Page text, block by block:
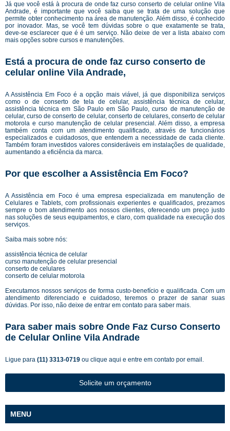
Já que você está à procura de onde faz curso conserto de celular online Vila
Andrade, é importante que você saiba que se trata de uma solução que
permite obter conhecimento na área de manutenção. Além disso, é conhecido
por inovador. Mas, se você tem dúvidas sobre o que exatamente se trata,
deve-se esclarecer que é é um serviço. Não deixe de ver a lista abaixo com
mais opções sobre cursos e manutenções.
Está a procura de onde faz curso conserto de
celular online Vila Andrade,
A Assistência Em Foco é a opção mais viável, já que disponibiliza serviços
como o de conserto de tela de celular, assistência técnica de celular,
assistência técnica em São Paulo em São Paulo, curso de manutenção de
celular, curso de conserto de celular, conserto de celulares, conserto de celular
motorola e curso manutenção de celular presencial. Além disso, a empresa
também conta com um atendimento qualificado, através de funcionários
especializados e cuidadosos, que entendem a necessidade de cada cliente.
Também foram investidos valores consideráveis em instalações de qualidade,
aumentando a eficiência da marca.
Por que escolher a Assistência Em Foco?
A Assistência em Foco é uma empresa especializada em manutenção de
Celulares e Tablets, com profissionais experientes e qualificados, prezamos
sempre o bom atendimento aos nossos clientes, oferecendo um preço justo
nas soluções de seus equipamentos, e claro, com qualidade na execução dos
serviços.
Saiba mais sobre nós:
assistência técnica de celular
curso manutenção de celular presencial
conserto de celulares
conserto de celular motorola
Executamos nossos serviços de forma custo-benefício e qualificada. Com um
atendimento diferenciado e cuidadoso, teremos o prazer de sanar suas
dúvidas. Por isso, não deixe de entrar em contato para saber mais.
Para saber mais sobre Onde Faz Curso Conserto
de Celular Online Vila Andrade
Ligue para (11) 3313-0719 ou clique aqui e entre em contato por email.
Solicite um orçamento
MENU